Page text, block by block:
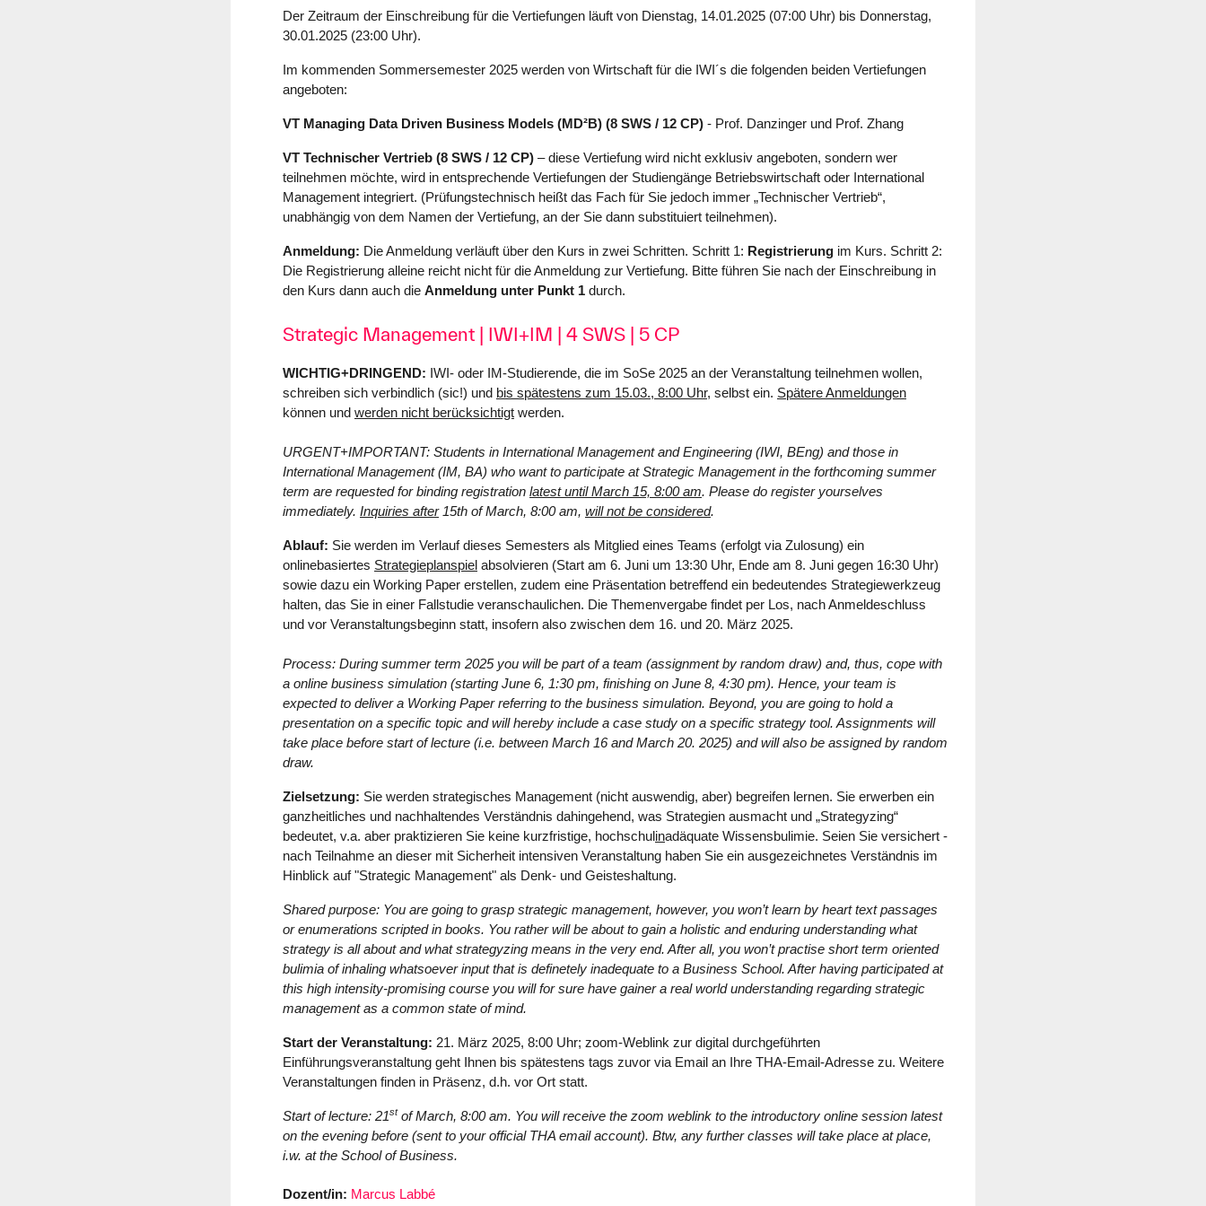
Der Zeitraum der Einschreibung für die Vertiefungen läuft von Dienstag, 14.01.2025 (07:00 Uhr) bis Donnerstag,
30.01.2025 (23:00 Uhr).
Im kommenden Sommersemester 2025 werden von Wirtschaft für die IWI´s die folgenden beiden Vertiefungen
angeboten:
VT Managing Data Driven Business Models (MD²B) (8 SWS / 12 CP) - Prof. Danzinger und Prof. Zhang
VT Technischer Vertrieb (8 SWS / 12 CP) – diese Vertiefung wird nicht exklusiv angeboten, sondern wer
teilnehmen möchte, wird in entsprechende Vertiefungen der Studiengänge Betriebswirtschaft oder International
Management integriert. (Prüfungstechnisch heißt das Fach für Sie jedoch immer „Technischer Vertrieb“,
unabhängig von dem Namen der Vertiefung, an der Sie dann substituiert teilnehmen).
Anmeldung: Die Anmeldung verläuft über den Kurs in zwei Schritten. Schritt 1: Registrierung im Kurs. Schritt 2:
Die Registrierung alleine reicht nicht für die Anmeldung zur Vertiefung. Bitte führen Sie nach der Einschreibung in
den Kurs dann auch die Anmeldung unter Punkt 1 durch.
Strategic Management | IWI+IM | 4 SWS | 5 CP
WICHTIG+DRINGEND: IWI- oder IM-Studierende, die im SoSe 2025 an der Veranstaltung teilnehmen wollen,
schreiben sich verbindlich (sic!) und bis spätestens zum 15.03., 8:00 Uhr, selbst ein. Spätere Anmeldungen
können und werden nicht berücksichtigt werden.
URGENT+IMPORTANT: Students in International Management and Engineering (IWI, BEng) and those in
International Management (IM, BA) who want to participate at Strategic Management in the forthcoming summer
term are requested for binding registration latest until March 15, 8:00 am. Please do register yourselves
immediately. Inquiries after15th of March, 8:00 am, will not be considered.
Ablauf: Sie werden im Verlauf dieses Semesters als Mitglied eines Teams (erfolgt via Zulosung) ein
onlinebasiertes Strategieplanspiel absolvieren (Start am 6. Juni um 13:30 Uhr, Ende am 8. Juni gegen 16:30 Uhr)
sowie dazu ein Working Paper erstellen, zudem eine Präsentation betreffend ein bedeutendes Strategiewerkzeug
halten, das Sie in einer Fallstudie veranschaulichen. Die Themenvergabe findet per Los, nach Anmeldeschluss
und vor Veranstaltungsbeginn statt, insofern also zwischen dem 16. und 20. März 2025.
Process: During summer term 2025 you will be part of a team (assignment by random draw) and, thus, cope with
a online business simulation (starting June 6, 1:30 pm, finishing on June 8, 4:30 pm). Hence, your team is
expected to deliver a Working Paper referring to the business simulation. Beyond, you are going to hold a
presentation on a specific topic and will hereby include a case study on a specific strategy tool. Assignments will
take place before start of lecture (i.e. between March 16 and March 20. 2025) and will also be assigned by random
draw.
Zielsetzung: Sie werden strategisches Management (nicht auswendig, aber) begreifen lernen. Sie erwerben ein
ganzheitliches und nachhaltendes Verständnis dahingehend, was Strategien ausmacht und „Strategyzing“
bedeutet, v.a. aber praktizieren Sie keine kurzfristige, hochschulinadäquate Wissensbulimie. Seien Sie versichert -
nach Teilnahme an dieser mit Sicherheit intensiven Veranstaltung haben Sie ein ausgezeichnetes Verständnis im
Hinblick auf "Strategic Management" als Denk- und Geisteshaltung.
Shared purpose: You are going to grasp strategic management, however, you won’t learn by heart text passages
or enumerations scripted in books. You rather will be about to gain a holistic and enduring understanding what
strategy is all about and what strategyzing means in the very end. After all, you won’t practise short term oriented
bulimia of inhaling whatsoever input that is definetely inadequate to a Business School. After having participated at
this high intensity-promising course you will for sure have gainer a real world understanding regarding strategic
management as a common state of mind.
Start der Veranstaltung: 21. März 2025, 8:00 Uhr; zoom-Weblink zur digital durchgeführten
Einführungsveranstaltung geht Ihnen bis spätestens tags zuvor via Email an Ihre THA-Email-Adresse zu. Weitere
Veranstaltungen finden in Präsenz, d.h. vor Ort statt.
Start of lecture: 21stof March, 8:00 am. You will receive the zoom weblink to the introductory online session latest
on the evening before (sent to your official THA email account). Btw, any further classes will take place at place,
i.w. at the School of Business.
Dozent/in: Marcus Labbé